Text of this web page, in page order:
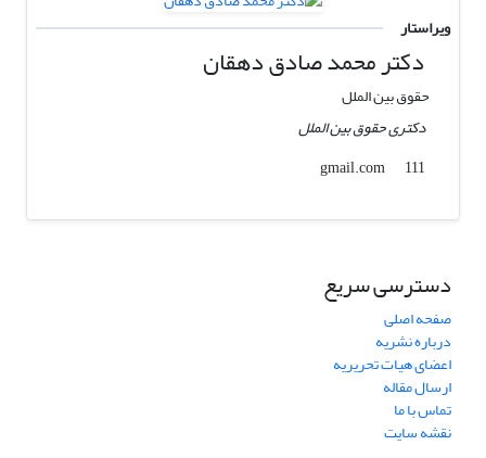
ویراستار
دکتر محمد صادق دهقان
حقوق بین الملل
دکتری حقوق بین الملل
gmail.com
دسترسی سریع
صفحه اصلی
درباره نشریه
اعضای هیات تحریریه
ارسال مقاله
تماس با ما
نقشه سایت